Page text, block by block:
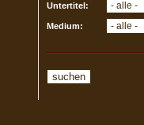
Untertitel:
Medium: